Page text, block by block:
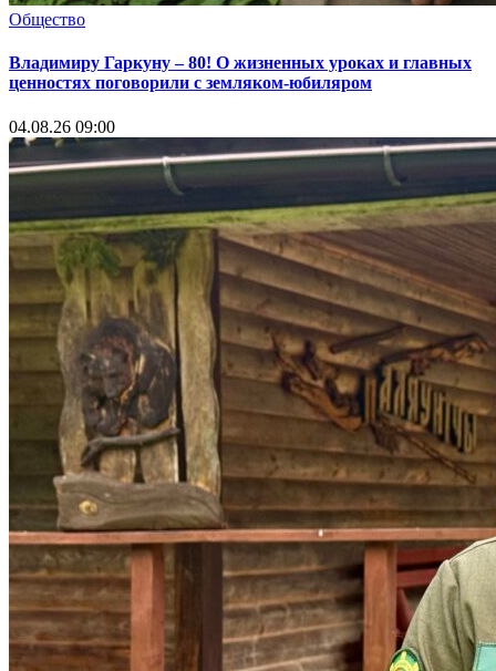
Общество
Владимиру Гаркуну – 80! О жизненных уроках и главных
ценностях поговорили с земляком-юбиляром
04.08.26 09:00